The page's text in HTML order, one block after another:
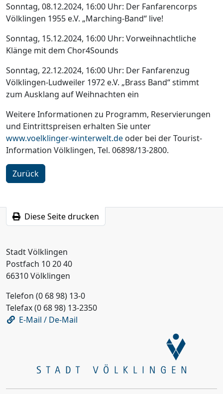
Sonntag, 08.12.2024, 16:00 Uhr: Der Fanfarencorps
Völklingen 1955 e.V. „Marching-Band“ live!
Sonntag, 15.12.2024, 16:00 Uhr: Vorweihnachtliche
Klänge mit dem Chor4Sounds
Sonntag, 22.12.2024, 16:00 Uhr: Der Fanfarenzug
Völklingen-Ludweiler 1972 e.V. „Brass Band“ stimmt
zum Ausklang auf Weihnachten ein
Weitere Informationen zu Programm, Reservierungen
und Eintrittspreisen erhalten Sie unter
www.voelklinger-winterwelt.de oder bei der Tourist-
Information Völklingen, Tel. 06898/13-2800.
Zurück
Diese Seite drucken
Stadt Völklingen
Postfach 10 20 40
66310 Völklingen
Telefon (0 68 98) 13-0
Telefax (0 68 98) 13-2350
E-Mail / De-Mail